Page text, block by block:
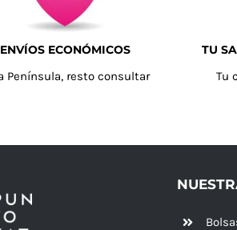
ENVÍOS ECONÓMICOS
Península, resto consultar
TU
Tu